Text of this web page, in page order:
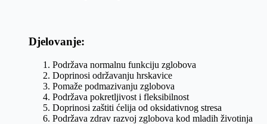
Djelovanje:
Podržava normalnu funkciju zglobova
Doprinosi održavanju hrskavice
Pomaže podmazivanju zglobova
Podržava pokretljivost i fleksibilnost
Doprinosi zaštiti ćelija od oksidativnog stresa
Podržava zdrav razvoj zglobova kod mladih životinja